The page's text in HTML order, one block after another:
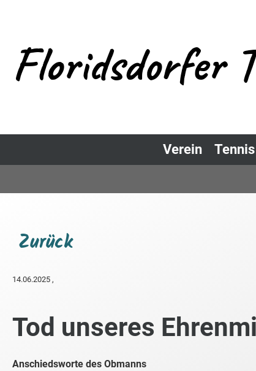
Floridsdorfer
Verein Tennis
Zurück
14.06.2025 ,
Tod unseres
Anschiedsworte des Obmanns